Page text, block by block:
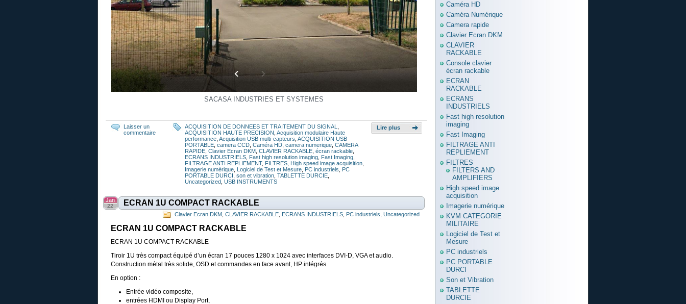
SACASA INDUSTRIES ET SYSTEMES
Laisser un
commentaire
ACQUISITION DE DONNEES ET TRAITEMENT DU SIGNAL
ACQUISITION HAUTE PRECISION Acquisition modulaire Haute
performance Acquisition USB multi-capteurs ACQUISITION USB
PORTABLE camera CCD Caméra HD camera numerique CAMERA
RAPIDE Clavier Ecran DKM CLAVIER RACKABLE écran rackable
ECRANS INDUSTRIELS
Fast high resolution imaging Fast Imaging
FILTRAGE ANTI REPLIEMENT, FILTRES High speed image acquisition
Imagerie numérique
Logiciel de Test et Mesure PC industriels
PC
PORTABLE DURCI
son et vibration TABLETTE DURCIE
Uncategorized USB INSTRUMENTS
Lire plus
ECRAN 1U COMPACT RACKABLE
Jan
22
Clavier Ecran DKM CLAVIER RACKABLE ECRANS INDUSTRIELS PC industriels Uncategorized
ECRAN 1U COMPACT RACKABLE
ECRAN 1U COMPACT RACKABLE
Tiroir 1U très compact équipé d’un écran 17 pouces 1280 x 1024 avec interfaces DVI-D, VGA et audio.
Construction métal très solide, OSD et commandes en face avant, HP intégrés.
En option :
Entrée vidéo composite,
entrées HDMI ou Display Port,
Caméra HD
Caméra Numérique
Camera rapide
Clavier Ecran DKM
CLAVIER
RACKABLE
Console clavier
écran rackable
ECRAN
RACKABLE
ECRANS
INDUSTRIELS
Fast high resolution
imaging
Fast Imaging
FILTRAGE ANTI
REPLIEMENT
FILTRES
FILTERS AND
AMPLIFIERS
High speed image
acquisition
Imagerie numérique
KVM CATEGORIE
MILITAIRE
Logiciel de Test et
Mesure
PC industriels
PC PORTABLE
DURCI
Son et Vibration
TABLETTE
DURCIE